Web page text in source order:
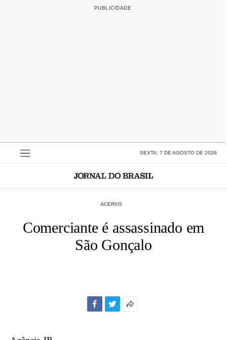
SEXTA, 7 DE AGOSTO DE 2026
ACERVO
Comerciante é assassinado em
São Gonçalo